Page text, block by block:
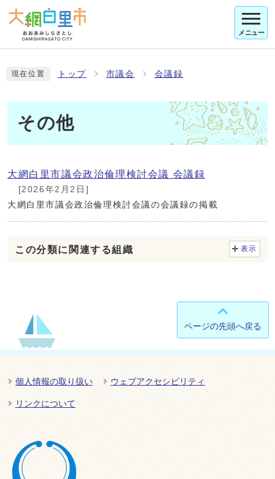
メニュー
現在位置 トップ 市議会 会議録
その他
大網白里市議会政治倫理検討会議 会議録
[2026年2月2日]
大網白里市議会政治倫理検討会議の会議録の掲載
この分類に関連する組織 表示
ページの先頭へ戻る
個人情報の取り扱い ウェブアクセシビリティ
リンクについて